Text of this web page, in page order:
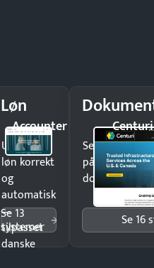
Løn
Accounter
Udbetal
løn korrekt
og
automatisk
—
tilpasset
danske
Se 13
systemer
Centuri
Send
på minutter
dokumenter.
Se 16